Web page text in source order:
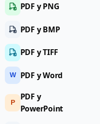
PDF у PNG
PDF у BMP
PDF у TIFF
W PDF у Word
P
PDF у
PowerPoint